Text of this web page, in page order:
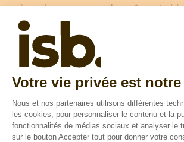
Les champs suivis d'une * sont
Protection des données
Mentions légales
Suivez nous